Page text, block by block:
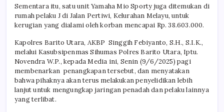
Sementara itu, satu unit Yamaha Mio Sporty juga ditemukan di
rumah pelaku J di Jalan Pertiwi, Kelurahan Melayu, untuk
kerugian yang dialami oleh korban mencapai Rp. 38.603.000.
Kapolres Barito Utara, AKBP Singgih Febiyanto, S.H., S.I.K.,
melalui Kasubsipenmas Sihumas Polres Barito Utara, Iptu.
Novendra W.P., kepada Media ini, Senin (9/6/2025) pagi
membenarkan penangkapan tersebut, dan menyatakan
bahwa pihaknya akan terus melakukan penyelidikan lebih
lanjut untuk mengungkap jaringan penadah dan pelaku lainnya
yang terlibat.